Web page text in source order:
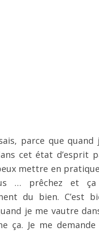
parce que quand
cet état d’esprit
mettre en
… prêchez et
du bien. C’est
je me vautre
ça. Je me